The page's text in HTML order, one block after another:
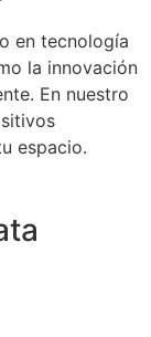
en tecnología
la innovación
En nuestro
espacio.